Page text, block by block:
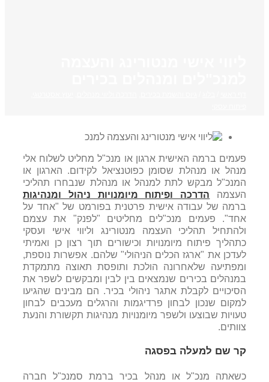
פעמים ברמה האישית ארגון או מנכ"ל מחליט לשלוח אלי
מנהל או מנהלת שסומן כפוטנציאל לקידום. הארגון או
המנכ"ל מבקש לתת למנהל או מנהלת שנבחרו תהליכי
העצמה הדרכה ופיתוח מיומנויות ניהול ומנהיגות
ברמה של עבודה אישית פרטנית בפורמט של "אחד על
אחד". פעמים מנכ"לים מחליטים "לפנק" את עצמם
ולהתחיל תהליכי העצמה מנטורינג וליווי אישי ועסקי
כתהליך פיתוח מיומנויות וכישורים תוך רצון כן ואמיתי
לעדכן את "ארגז הכלים הניהולי" שלהם. אפשרות נוספת,
ומפתיעה שלאחרונה הולכת ותופסת תאוצה מתמקדת
במנהלים בכירים שנמצאים בין לבין ומבקשים לשפר את
הסיכויים לקבלת אתגר ניהולי בכיר. הם מבינים שהגיעו
למקום שנכון לבחון פרדיגמות והרגלים מעכבים לבחון
טעויות שבוצעו ולשפר מיומנויות מנהיגות תקשורת והנעת
צוותים.
קר שם למעלה בפסגה
כשאתה מנכ"ל או מנהל בכיר ברמת סמנכ"ל חברה